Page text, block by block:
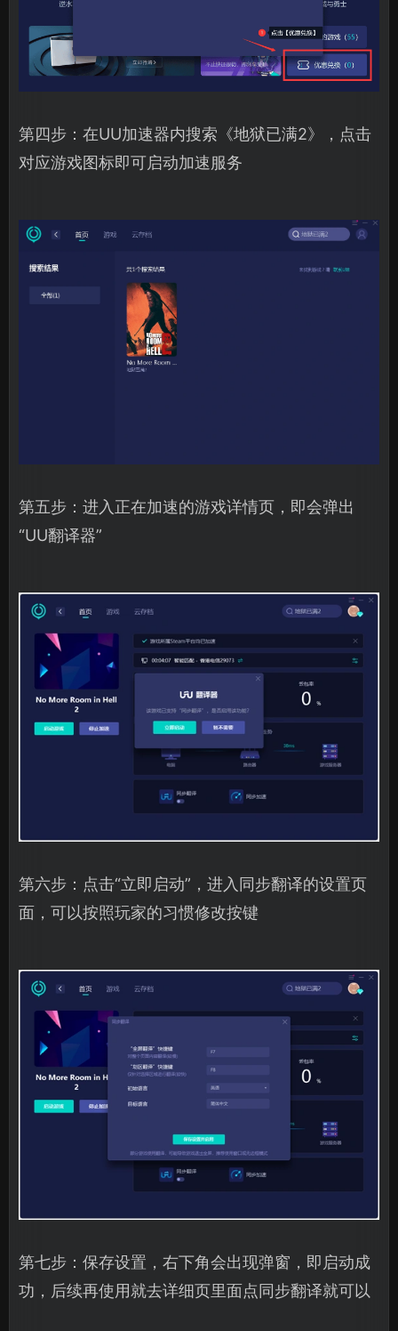
第四步：在UU加速器内搜索《地狱已满2》，点击
对应游戏图标即可启动加速服务
第五步：进入正在加速的游戏详情页，即会弹出
“UU翻译器”
第六步：点击“立即启动”，进入同步翻译的设置页
面，可以按照玩家的习惯修改按键
第七步：保存设置，右下角会出现弹窗，即启动成
功，后续再使用就去详细页里面点同步翻译就可以